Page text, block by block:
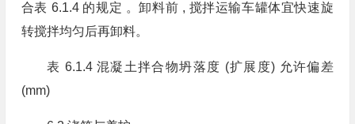
合表 6.1.4 的规定 。卸料前 , 搅拌运输车罐体宜快速旋
转搅拌均匀后再卸料。
表 6.1.4 混凝土拌合物坍落度 (扩展度) 允许偏差
(mm)